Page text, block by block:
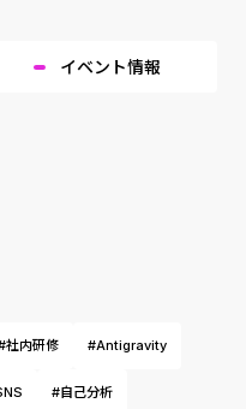
イベント情報
社内研修 #Antigravity
#自己分析